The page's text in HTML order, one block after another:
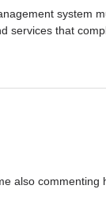
system
services that
also commenting